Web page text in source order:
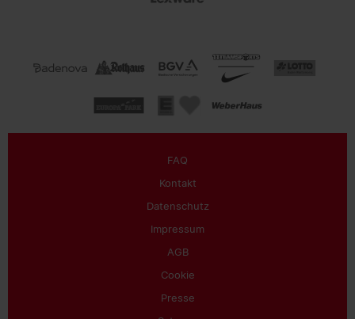
FAQ
Kontakt
Datenschutz
Impressum
AGB
Cookie
Presse